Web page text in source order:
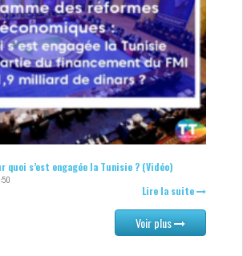
quoi s’est engagée la Tunisie ? (Vidéo)
Lire la suite
Voir plus